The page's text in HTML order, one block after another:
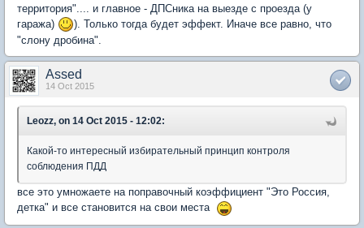
территория".... и главное - ДПСника на выезде с проезда (у
гаража)
). Только тогда будет эффект. Иначе все равно, что
"слону дробина".
Assed
14 Oct 2015
Leozz, on 14 Oct 2015 - 12:02:
Какой-то интересный избирательный принцип контроля
соблюдения ПДД
все это умножаете на поправочный коэффициент "Это Россия,
детка" и все становится на свои места